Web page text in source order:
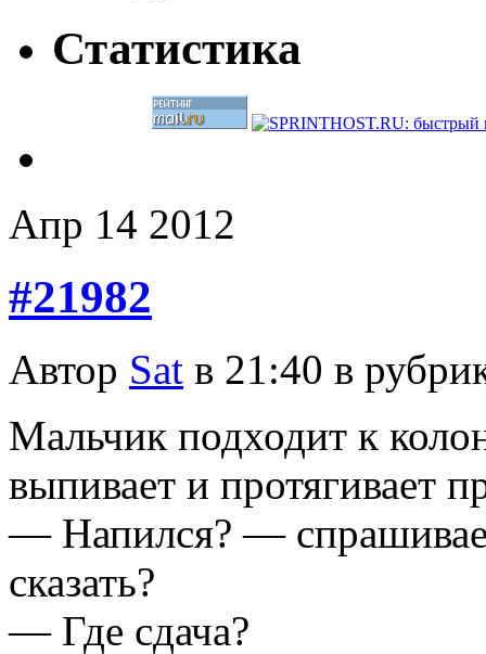
Статистика
Апр 14 2012
#21982
Автор Sat в 21:40 в
Мальчик подходит к
выпивает и протягивает
— Напился? —
сказать?
— Где сдача?